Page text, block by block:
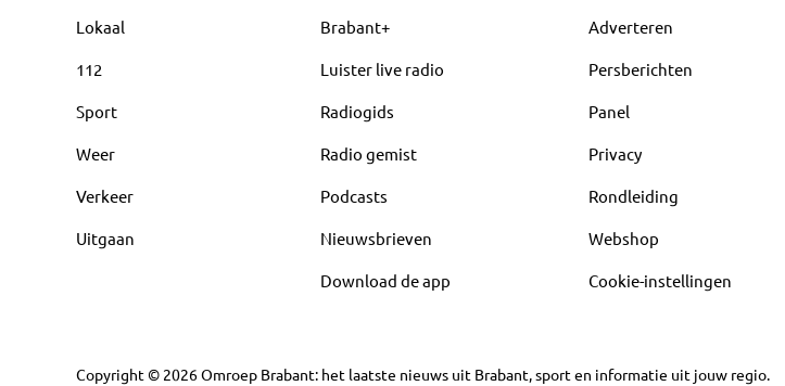
Lokaal
112
Sport
Weer
Verkeer
Uitgaan
Brabant+
Luister live radio
Radiogids
Radio gemist
Podcasts
Nieuwsbrieven
Download de app
Adverteren
Persberichten
Panel
Privacy
Rondleiding
Webshop
Cookie-instellingen
Copyright © 2026Omroep Brabant: het laatste nieuws uit Brabant, sport en informatie uit jouw regio.